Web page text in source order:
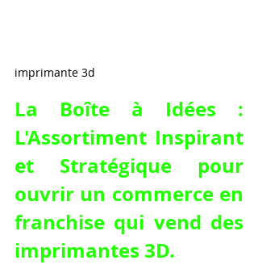
imprimante 3d
La Boîte à Idées :
L'Assortiment Inspirant
ouvrir un commerce en
franchise qui vend des
imprimantes 3D.